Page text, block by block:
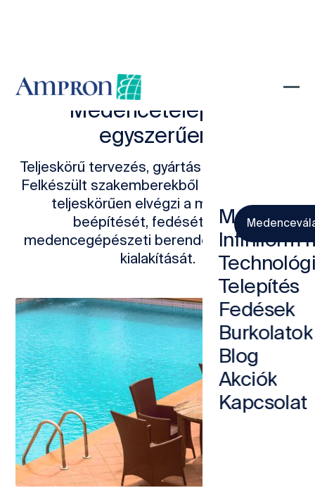
Medencék
Infiniform
Telepítés
Fedések
Burkolatok
Blog
Akciók
Kapcsolat
Medencetelepítés
egyszerűen!
Teljeskörű tervezés, gyártás és kivitelezés.
Felkészült szakemberekből álló csapatunk
teljeskörűen elvégzi a medencék
beépítését, fedését és az
medencegépészeti berendezések precíz
kialakítását.